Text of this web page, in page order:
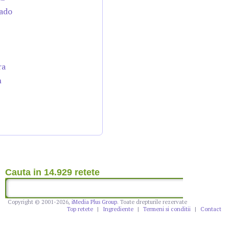
Cauta in 14.929 retete
Copyright © 2001-2026, iMedia Plus Group. Toate drepturile rezervate
Top retete
| Ingrediente | Termeni si conditii | Contact